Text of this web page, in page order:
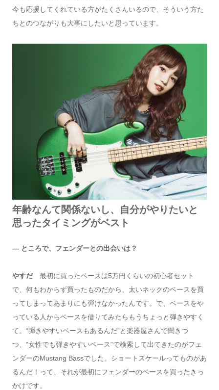
今も応援してくれている方がたくさんいるので、そういう方た
ちとのつながりも大事にしたいと思っています。
年齢なんて関係ないし、自分がやりたいと
思ったタイミングがベスト
― ところで、フェンダーとの出会いは？
やすだ 最初に買ったベースは5万円くらいの初心者セット
で、何もわからず買ったものだから、太いネックのベースを買
ってしまってあまりにも弾けなかったんです。で、ベースをや
っている人からベースを借りてみたらもうちょっと弾きやすく
て。“弾きやすいベースもあるんだ”と楽器屋さんで聞きつ
つ、“女性でも弾きやすいベース”で検索して出てきたのがフェ
ンダーのMustang Bassでした。ショートスケールってものがあ
るんだ！って、それが最初にフェンダーのベースを買ったきっ
かけです。